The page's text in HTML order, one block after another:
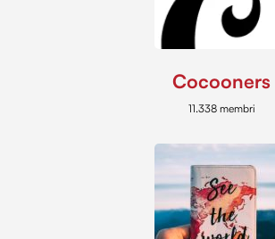
Cocooners
11.338 membri